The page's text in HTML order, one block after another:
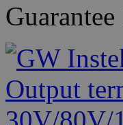
Guarantee